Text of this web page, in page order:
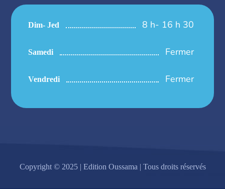
Dim- Jed 8 h- 16 h 30
Samedi Fermer
Vendredi Fermer
Copyright © 2025 | Edition Oussama | Tous droits réservés